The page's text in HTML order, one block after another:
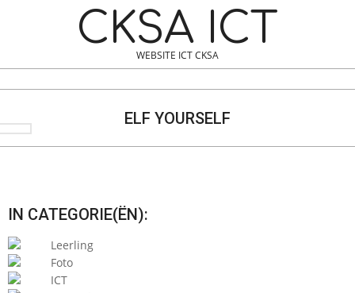
CKSA ICT
WEBSITE ICT CKSA
ELF YOURSELF
IN CATEGORIE(ËN):
Leerling
Foto
ICT